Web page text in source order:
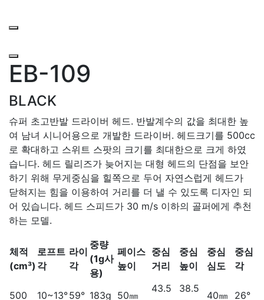
EB-109
BLACK
슈퍼 초고반발 드라이버 헤드. 반발계수의 값을 최대한 높
여 남녀 시니어용으로 개발한 드라이버. 헤드크기를 500cc
로 확대하고 스위트 스팟의 크기를 최대한으로 크게 하였
습니다. 헤드 릴리즈가 늦어지는 대형 헤드의 단점을 보안
하기 위해 무게중심을 힐쪽으로 두어 자연스럽게 헤드가
닫혀지는 힘을 이용하여 거리를 더 낼 수 있도록 디자인 되
어 있습니다. 헤드 스피드가 30 m/s 이하의 골퍼에게 추천
하는 모델.
체적
(cm³)
로프트
각
라이
각
중량
(1g사
용)
페이스
높이
중심
거리
중심
높이
중심
심도
중심
각
500 10~13°59° 183g 50㎜
43.5
38.5
40㎜ 26°